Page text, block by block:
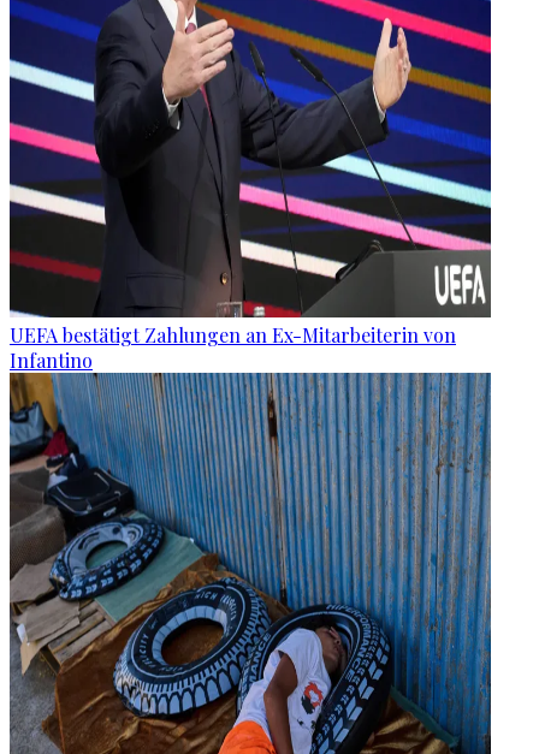
UEFA bestätigt Zahlungen an Ex-Mitarbeiterin von
Infantino